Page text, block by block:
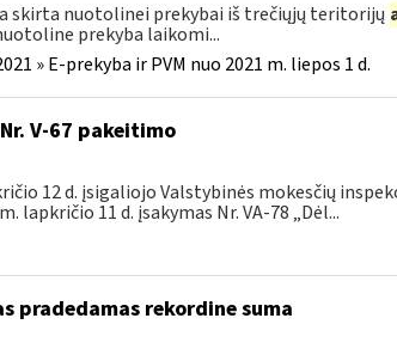
skirta nuotolinei prekybai iš trečiųjų teritorijų
prekyba laikomi...
» E-prekyba ir PVM nuo 2021 m. liepos 1 d.
V-67 pakeitimo
12 d. įsigaliojo Valstybinės mokesčių
11 d. įsakymas Nr. VA-78 „Dėl...
pradedamas rekordine suma